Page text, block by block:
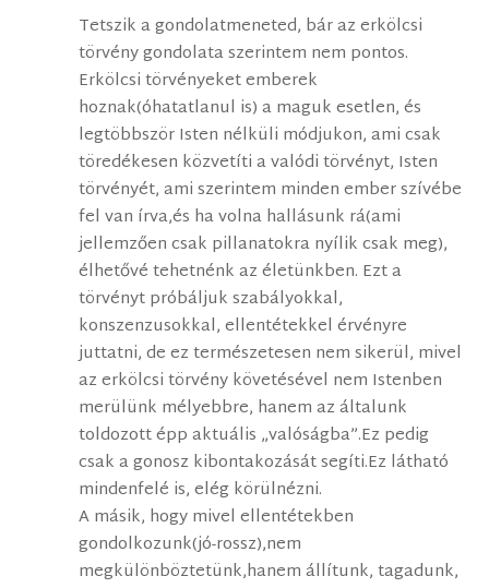
Tetszik a gondolatmeneted, bár az erkölcsi
törvény gondolata szerintem nem pontos.
Erkölcsi törvényeket emberek
hoznak(óhatatlanul is) a maguk esetlen, és
legtöbbször Isten nélküli módjukon, ami csak
töredékesen közvetíti a valódi törvényt, Isten
törvényét, ami szerintem minden ember szívébe
fel van írva,és ha volna hallásunk rá(ami
jellemzően csak pillanatokra nyílik csak meg),
élhetővé tehetnénk az életünkben. Ezt a
törvényt próbáljuk szabályokkal,
konszenzusokkal, ellentétekkel érvényre
juttatni, de ez természetesen nem sikerül, mivel
az erkölcsi törvény követésével nem Istenben
merülünk mélyebbre, hanem az általunk
toldozott épp aktuális „valóságba”.Ez pedig
csak a gonosz kibontakozását segíti.Ez látható
mindenfelé is, elég körülnézni.
A másik, hogy mivel ellentétekben
gondolkozunk(jó-rossz),nem
megkülönböztetünk,hanem állítunk, tagadunk,